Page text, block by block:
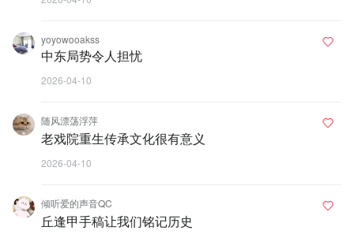
yoyowooakss
中东局势令人担忧
2026-04-10
随风漂荡浮萍
老戏院重生传承文化很有意义
2026-04-10
倾听爱的声音QC
丘逢甲手稿让我们铭记历史